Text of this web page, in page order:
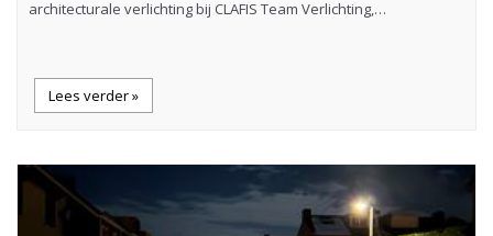
architecturale verlichting bij CLAFIS Team Verlichting,…
Lees verder »